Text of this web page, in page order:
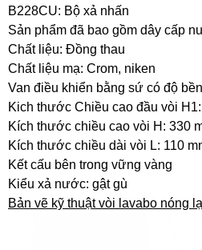
B228CU: Bộ xả nhấn
Sản phẩm đã bao gồm dây cấp
Chất liệu: Đồng thau
Chất liệu mạ: Crom, niken
Van điều khiển bằng sứ có độ
Kich thước Chiều cao đầu vòi
Kích thước chiều cao vòi H: 330
Kích thước chiều dài vòi L: 110
Kết cấu bên trong vững vàng
Kiểu xả nước: gật gù
Bản vẽ kỹ thuật vòi lavabo nóng